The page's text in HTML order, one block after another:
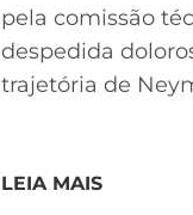
pela comissão
despedida
trajetória de
LEIA MAIS